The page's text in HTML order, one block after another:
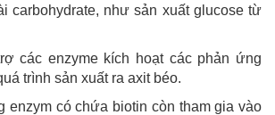
carbohydrate, như sản xuất glucose từ
các enzyme kích hoạt các phản ứng
trình sản xuất ra axit béo.
enzym có chứa biotin còn tham gia vào